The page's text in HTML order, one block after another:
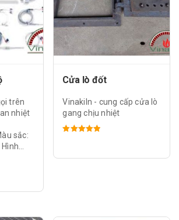
trên
nhiệt
sắc:
Cửa lò đốt
Vinakiln - cung cấp cửa lò
gang chịu nhiệt
5 sao